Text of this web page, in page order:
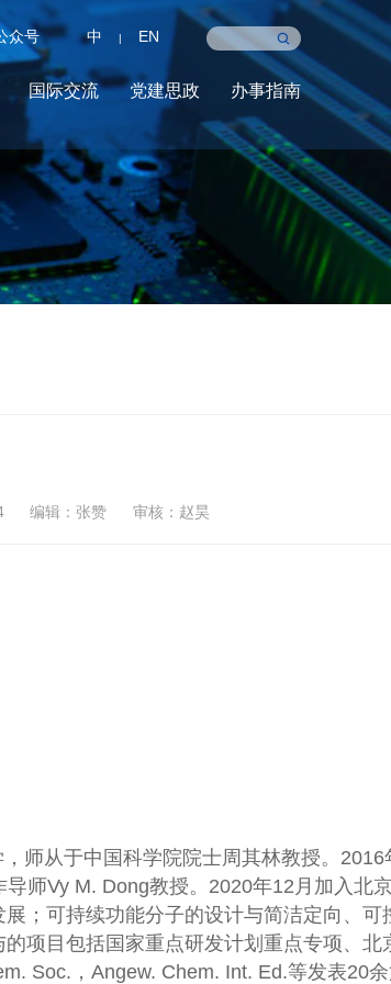
国际交流 党建思政 办事指南
众号 中 | EN
编辑：张赞 审核：赵昊
师从于中国科学院院士周其林教授。2016
师Vy M. Dong教授。2020年12月加入北
；可持续功能分子的设计与简洁定向、可
项目包括国家重点研发计划重点专项、北
Soc.，Angew. Chem. Int. Ed.等发表20